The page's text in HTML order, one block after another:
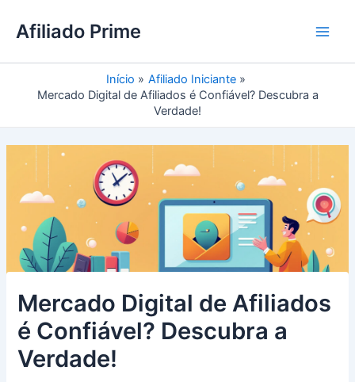
para
conteúdo
Afiliado Prime
Início
Afiliado Iniciante
Mercado Digital de Afiliados é Confiável? Descubra a
Verdade!
Mercado Digital de Afiliados
é Confiável? Descubra a
Verdade!